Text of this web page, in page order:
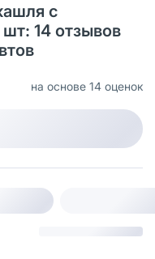
с
14 отзывов
на основе 14 оценок